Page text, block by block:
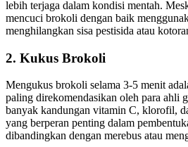
lebih terjaga dalam kondisi mentah.
mencuci brokoli dengan baik
menghilangkan sisa pestisida atau
2. Kukus Brokoli
Mengukus brokoli selama 3-5 menit
paling direkomendasikan oleh para ahli
banyak kandungan vitamin C, klorofil,
yang berperan penting dalam
dibandingkan dengan merebus atau